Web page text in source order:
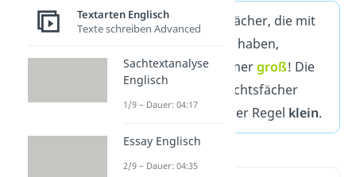
Englische Schulfächer, die mit
zu tun haben,
schreibst du immergroß! Die
anderen Unterrichtsfächer
schreibst du in der Regel klein.
Textarten Englisch
Texte schreiben Advanced
Sachtextanalyse
Englisch
1/9 – Dauer: 04:17
Essay Englisch
2/9 – Dauer: 04:35